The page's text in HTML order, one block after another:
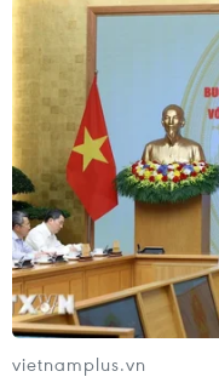
vietnamplus.vn